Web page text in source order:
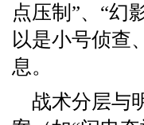
点压制”、“幻
以是小号侦查
息。
战术分层与